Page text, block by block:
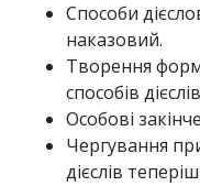
Способи
наказовий.
Творення
способів
Особові
Чергування
дієслів